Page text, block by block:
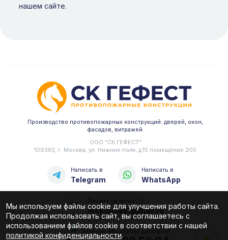
нашем сайте.
Производство противопожарных конструкций: дверей, окон,
фасадов, витражей.
ООО “СК ГЕФЕСТ”
109382, г. Москва, ул. Нижние поля, д.15 помещение 205
Написать в
Telegram
Написать в
WhatsApp
msk-gefest@mail.ru
Мы используем файлы cookie для улучшения работы сайта.
Продолжая использовать сайт, вы соглашаетесь с
использованием файлов cookie в соответствии с нашей
политикой конфиденциальности.